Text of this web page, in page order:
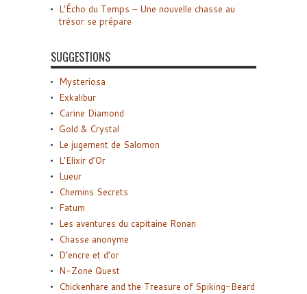
L’Écho du Temps – Une nouvelle chasse au
trésor se prépare
SUGGESTIONS
Mysteriosa
Exkalibur
Carine Diamond
Gold & Crystal
Le jugement de Salomon
L’Elixir d’Or
Lueur
Chemins Secrets
Fatum
Les aventures du capitaine Ronan
Chasse anonyme
D’encre et d’or
N-Zone Quest
Chickenhare and the Treasure of Spiking-Beard